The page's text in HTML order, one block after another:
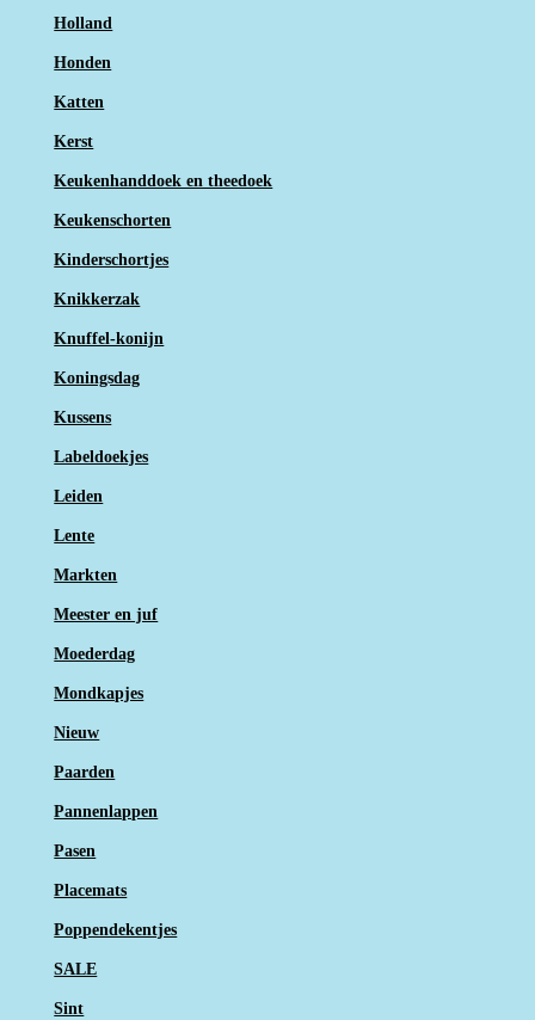
Holland
Honden
Katten
Kerst
Keukenhanddoek en theedoek
Keukenschorten
Kinderschortjes
Knikkerzak
Knuffel-konijn
Koningsdag
Kussens
Labeldoekjes
Leiden
Lente
Markten
Meester en juf
Moederdag
Mondkapjes
Nieuw
Paarden
Pannenlappen
Pasen
Placemats
Poppendekentjes
SALE
Sint